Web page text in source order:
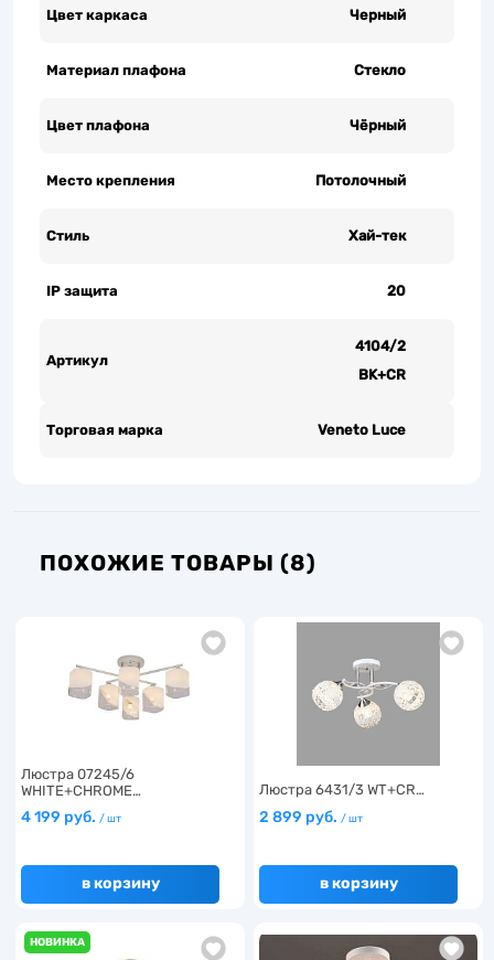
Цвет каркаса Черный
Материал плафона Стекло
Цвет плафона Чёрный
Место крепления Потолочный
Стиль Хай-тек
IP защита 20
Артикул
4104/2
BK+CR
Торговая марка Veneto Luce
ПОХОЖИЕ ТОВАРЫ (8)
Люстра 07245/6
WHITE+CHROME…
4 199 руб. / шт
в корзину
Люстра 6431/3 WT+CR…
2 899 руб. / шт
в корзину
НОВИНКА